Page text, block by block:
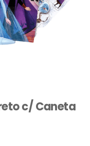
c/ Caneta